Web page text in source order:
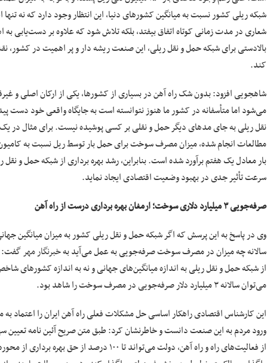
شبکه ریلی کشور نسبت به میانگین کشورهای دنیا، این انتظار وجود دارد که نه تنها
شعاری در مدت زمانی کوتاه اتفاق بیفتد، بلکه تلاش شود که علاوه بر دست‌یابی به
بالادستی برای شبکه حمل و نقل ریلی، این صنعت ریشه دار و پر اهمیت در کشور،
کند.
شاهجویی افزود: بدون شک راه آهن در بسیاری از کشورها، یکی از ارکان اصلی و
می‌شود اما متأسفانه در کشور ما هنوز نتوانسته است به جایگاه واقعی خود دست
نقل ریلی به جای مدهای دیگر حمل و نقلی بر کسی پوشیده نیست. برای مثال
مطالعات انجام شده، میزان مصرف سوخت برای حمل بار توسط ریل نسبت به
بار معادل یک هفتم برآورد شده است. بنابراین، رشد بهره برداری از شبکه حمل و
سرعت تأثیر جدی در بهبود وضعیت اقتصادی ایجاد نماید.
صرفه‌جویی ۳ میلیارد دلاری سوخت؛ ارمغان بهره برداری درست از راه آهن
وی در پاسخ به این پرسش که اگر شبکه حمل و نقل ریلی کشور به میزان میانگین
سالانه چه میزان در مصرف سوخت صرفه‌جویی به عمل می‌آید بهخبرنگار مهرگفت:
از شبکه حمل و نقل ریلی به اندازه میانگین‌های جهانی و نه به اندازه کشورهای
می‌توان سالانه ۳ میلیارد دلار صرفه‌جویی در مصرف سوخت را شاهد بود.
این کارشناس اقتصادی راهکار اساسی حل مشکلات فعلی راه آهن ایران را اعتماد
ورود مردم به این صنعت دانست و خاطرنشان کرد: طبق متن صریح آئین نامه تعیین
از فعالیت‌های راه و راه آهن، دولت می‌تواند تا ۱۰۰ درصد